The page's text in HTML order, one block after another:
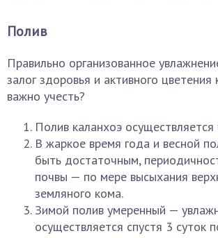
Полив
Правильно организованное
залог здоровья и активного цветения
важно учесть?
Полив каланхоэ
В жаркое время года и весной
быть достаточным,
почвы — по мере высыхания
земляного кома.
Зимой полив умеренный —
осуществляется спустя 3 суток